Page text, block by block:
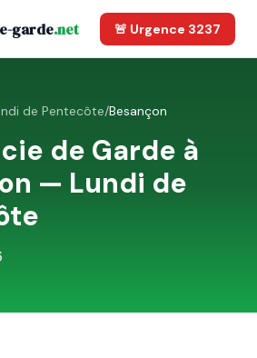
garde.net 🚨 Urgence 3237
de Pentecôte/Besançon
de Garde à
— Lundi de